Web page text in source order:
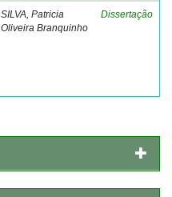
SILVA, Patricia
Oliveira Branquinho
Dissertação